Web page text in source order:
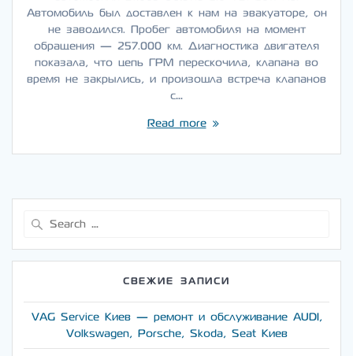
Автомобиль был доставлен к нам на эвакуаторе, он
не заводился. Пробег автомобиля на момент
обращения — 257.000 км. Диагностика двигателя
показала, что цепь ГРМ перескочила, клапана во
время не закрылись, и произошла встреча клапанов
с…
Read more
СВЕЖИЕ ЗАПИСИ
VAG Service Киев — ремонт и обслуживание AUDI,
Volkswagen, Porsche, Skoda, Seat Киев